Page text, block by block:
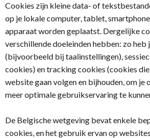
Cookies zijn kleine data- of
op je lokale computer, tablet,
apparaat worden geplaatst. Dergelijke
verschillende doeleinden hebben: zo heb
(bijvoorbeeld bij taalinstellingen),
cookies) en tracking cookies (cookies
website gaan volgen en bijhouden, om je
meer optimale gebruikservaring te
De Belgische wetgeving bevat enkele
cookies, en het gebruik ervan op